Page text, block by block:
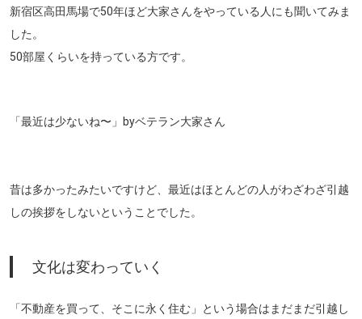
新宿区高田馬場で50年ほど大家さんをやっている人にも聞いてみま
した。
50部屋くらいを持っている方です。
「最近は少ないね〜」 byベテラン大家さん
昔は多かったみたいですけど、最近はほとんどの人がわざわざ引越
しの挨拶をしないということでした。
文化は変わっていく
「不動産を買って、そこに永く住む」という場合はまだまだ引越し